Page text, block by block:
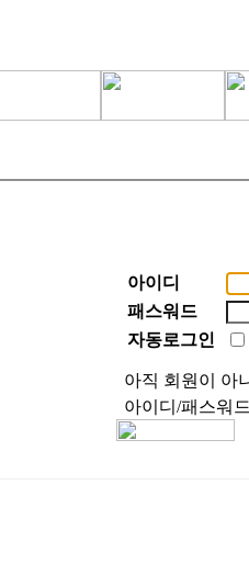
아이디
패스워드
자동로그인
아직 회원이
아이디/패스워